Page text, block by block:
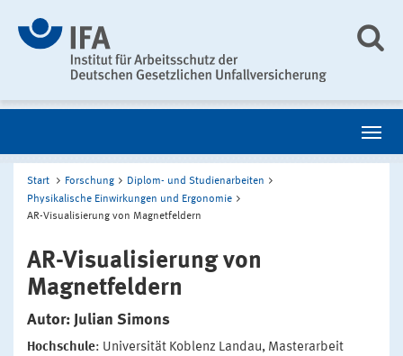
Start Forschung
Diplom- und Studienarbeiten
Physikalische Einwirkungen und Ergonomie
AR-Visualisierung von Magnetfeldern
AR-Visualisierung von
Magnetfeldern
Autor: Julian Simons
Hochschule: Universität Koblenz Landau, Masterarbeit